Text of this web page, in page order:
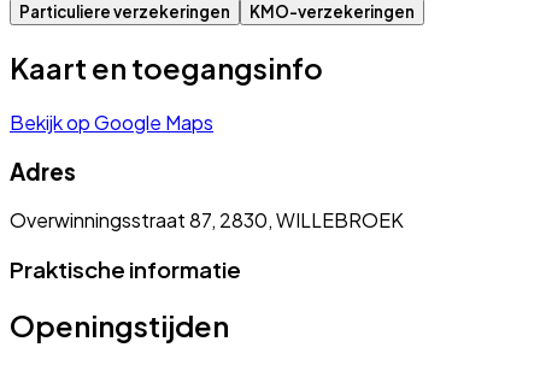
Particuliere verzekeringen KMO-verzekeringen
Kaart en toegangsinfo
Bekijk op Google Maps
Adres
Overwinningsstraat 87, 2830, WILLEBROEK
Praktische informatie
Openingstijden